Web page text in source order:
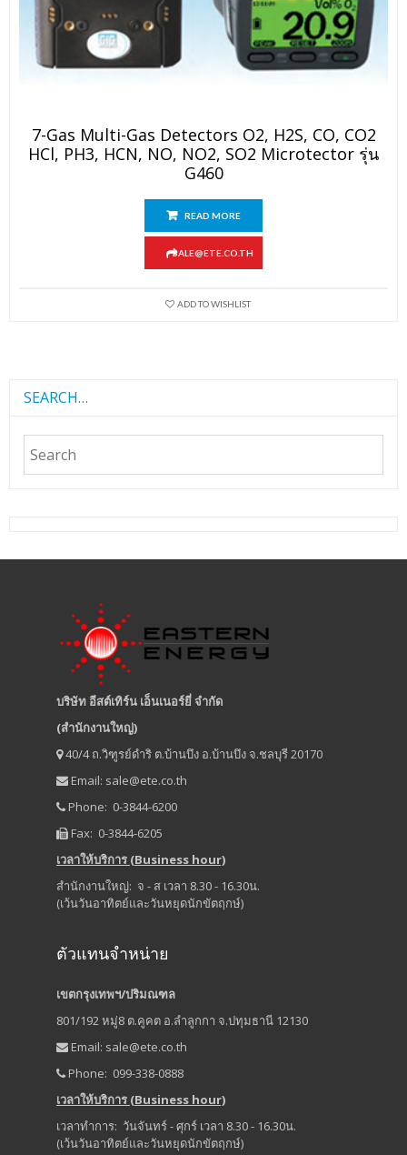
7-Gas Multi-Gas Detectors O2, H2S, CO, CO2
HCl, PH3, HCN, NO, NO2, SO2 Microtector รุ่น
G460
READ MORE
SALE@ETE.CO.TH
ADD TO WISHLIST
SEARCH…
บริษัท อีสต์เทิร์น เอ็นเนอร์ยี่ จำกัด
(สำนักงานใหญ่)
40/4 ถ.วิฑูรย์ดำริ ต.บ้านบึง อ.บ้านบึง จ.ชลบุรี 20170
Email: sale@ete.co.th
Phone: 0-3844-6200
Fax: 0-3844-6205
เวลาให้บริการ (Business hour)
สำนักงานใหญ่: จ - ส เวลา 8.30 - 16.30น.
(เว้นวันอาทิตย์และวันหยุดนักขัตฤกษ์)
ตัวแทนจำหน่าย
เขตกรุงเทพฯ/ปริมณฑล
801/192 หมู่8 ต.คูคต อ.ลำลูกกา จ.ปทุมธานี 12130
Email: sale@ete.co.th
Phone: 099-338-0888
เวลาให้บริการ (Business hour)
เวลาทำการ: วันจันทร์ - ศุกร์ เวลา 8.30 - 16.30น.
(เว้นวันอาทิตย์และวันหยุดนักขัตฤกษ์)